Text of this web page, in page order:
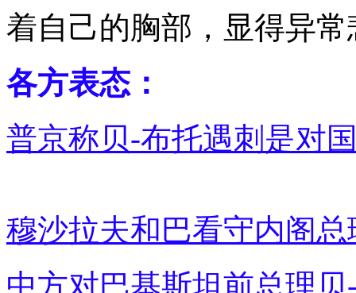
着自己的胸部，显得异
各方表态：
普京称贝-布托遇刺是对
穆沙拉夫和巴看守内阁
中方对巴基斯坦前总理